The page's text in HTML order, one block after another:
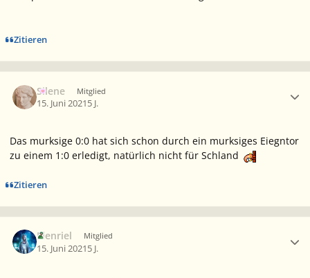
Zitieren
Silene Mitglied
15. Juni 20215 J.
Das murksige 0:0 hat sich schon durch ein murksiges Eiegntor
zu einem 1:0 erledigt, natürlich nicht für Schland
Zitieren
Elenriel Mitglied
15. Juni 20215 J.